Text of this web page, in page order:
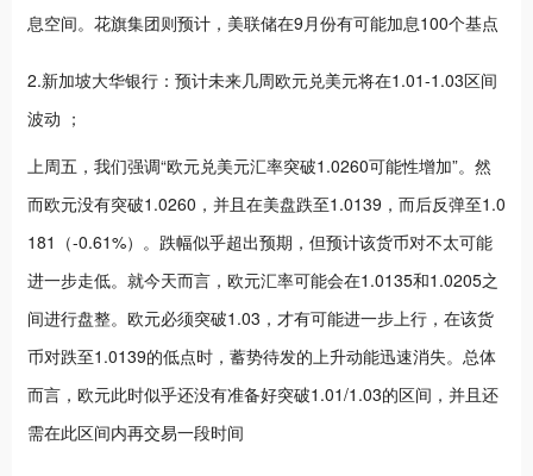
息空间。花旗集团则预计，美联储在9月份有可能加息100个基点
2.新加坡大华银行：预计未来几周欧元兑美元将在1.01-1.03区间
波动 ；
上周五，我们强调“欧元兑美元汇率突破1.0260可能性增加”。然
而欧元没有突破1.0260，并且在美盘跌至1.0139，而后反弹至1.0
181（-0.61%）。跌幅似乎超出预期，但预计该货币对不太可能
进一步走低。就今天而言，欧元汇率可能会在1.0135和1.0205之
间进行盘整。欧元必须突破1.03，才有可能进一步上行，在该货
币对跌至1.0139的低点时，蓄势待发的上升动能迅速消失。总体
而言，欧元此时似乎还没有准备好突破1.01/1.03的区间，并且还
需在此区间内再交易一段时间